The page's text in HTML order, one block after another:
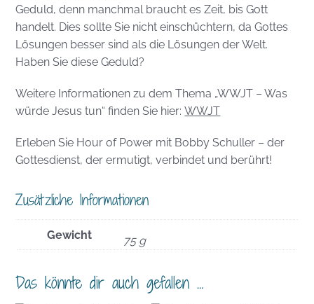
Geduld, denn manchmal braucht es Zeit, bis Gott
handelt. Dies sollte Sie nicht einschüchtern, da Gottes
Lösungen besser sind als die Lösungen der Welt.
Haben Sie diese Geduld?
Weitere Informationen zu dem Thema „WWJT – Was
würde Jesus tun“ finden Sie hier:WWJT
Erleben Sie Hour of Power mit Bobby Schuller – der
Gottesdienst, der ermutigt, verbindet und berührt!
Zusätzliche Informationen
Gewicht 75 g
Das könnte dir auch gefallen …